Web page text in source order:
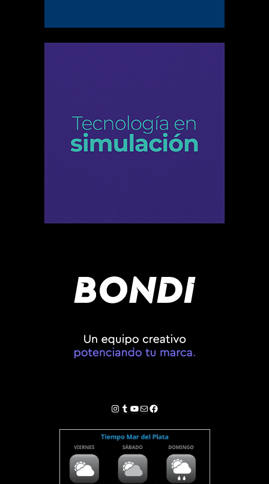
Instagram
Tumblr
YouTube
Correo electrónico
Facebook